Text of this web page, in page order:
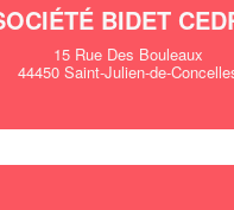
BIDET
15 Rue Des Bouleaux
44450 Saint-Julien-de-